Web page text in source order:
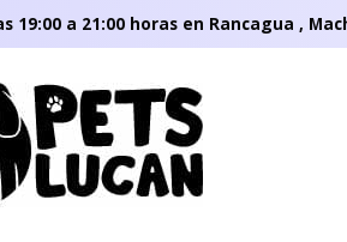
19:00 a 21:00 horas en Rancagua ,